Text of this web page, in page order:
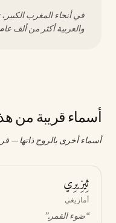
في أنحاء المغرب الكبير،
والعربية أكثر من ألف
أسماء قريبة من
أسماء أخرى بالروح ذاتها —
ثِيزِيرِي
أمازيغي
“ضوء القمر.”